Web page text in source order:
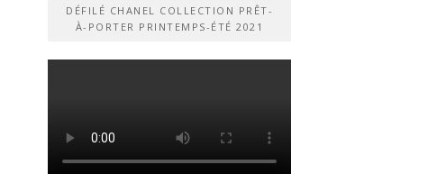
DÉFILÉ CHANEL COLLECTION PRÊT-
À-PORTER PRINTEMPS-ÉTÉ 2021